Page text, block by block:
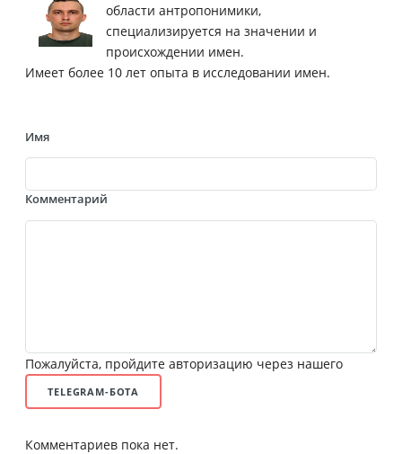
области антропонимики,
специализируется на значении и
происхождении имен.
Имеет более 10 лет опыта в исследовании имен.
Имя
Комментарий
Пожалуйста, пройдите авторизацию через нашего
TELEGRAM-БОТА
Комментариев пока нет.